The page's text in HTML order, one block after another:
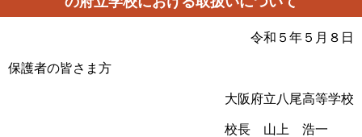
令和５年５月８日
保護者の皆さま方
大阪府立八尾高等学校
校長 山上 浩一